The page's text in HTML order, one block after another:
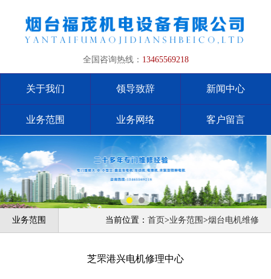
全国咨询热线： 13465569218
关于我们 领导致辞 新闻中心
业务范围 业务网络 客户留言
业务范围 当前位置： 首页>业务范围 >烟台电机维修
芝罘港兴电机修理中心